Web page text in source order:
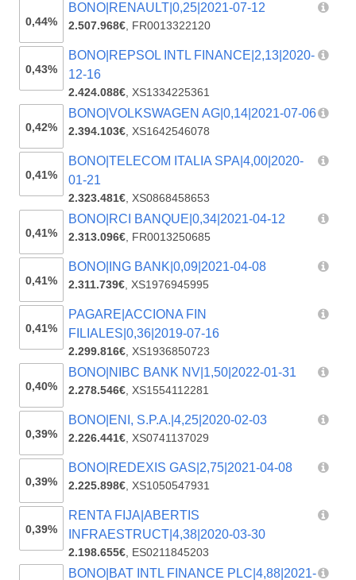
0,44%
BONO|RENAULT|0,25|2021-07-12
2.507.968€, FR0013322120
0,43%
BONO|REPSOL INTL FINANCE|2,13|2020-
12-16
2.424.088€,XS1334225361
0,42%
BONO|VOLKSWAGEN AG|0,14|2021-07-06
2.394.103€,XS1642546078
0,41%
BONO|TELECOM ITALIA SPA|4,00|2020-
01-21
2.323.481€,XS0868458653
0,41%
BONO|RCI BANQUE|0,34|2021-04-12
2.313.096€, FR0013250685
0,41%
BONO|ING BANK|0,09|2021-04-08
2.311.739€,XS1976945995
0,41%
PAGARE|ACCIONA FIN
FILIALES|0,36|2019-07-16
2.299.816€,XS1936850723
0,40%
BONO|NIBC BANK NV|1,50|2022-01-31
2.278.546€,XS1554112281
0,39%
BONO|ENI, S.P.A.|4,25|2020-02-03
2.226.441€,XS0741137029
0,39%
BONO|REDEXIS GAS|2,75|2021-04-08
2.225.898€,XS1050547931
0,39%
RENTA FIJA|ABERTIS
INFRAESTRUCT|4,38|2020-03-30
2.198.655€, ES0211845203
BONO|BAT INTL FINANCE PLC|4,88|2021-